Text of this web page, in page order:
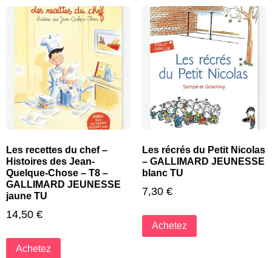
Les recettes du chef –
Histoires des Jean-
Quelque-Chose – T8 –
GALLIMARD JEUNESSE
jaune TU
14,50 €
Achetez
Les récrés du Petit Nicolas
– GALLIMARD JEUNESSE
blanc TU
7,30 €
Achetez